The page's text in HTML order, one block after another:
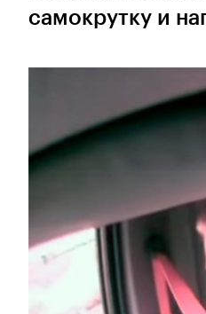
самокрутку и